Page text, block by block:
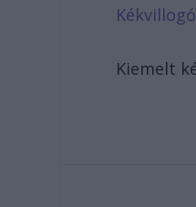
Kiemelt